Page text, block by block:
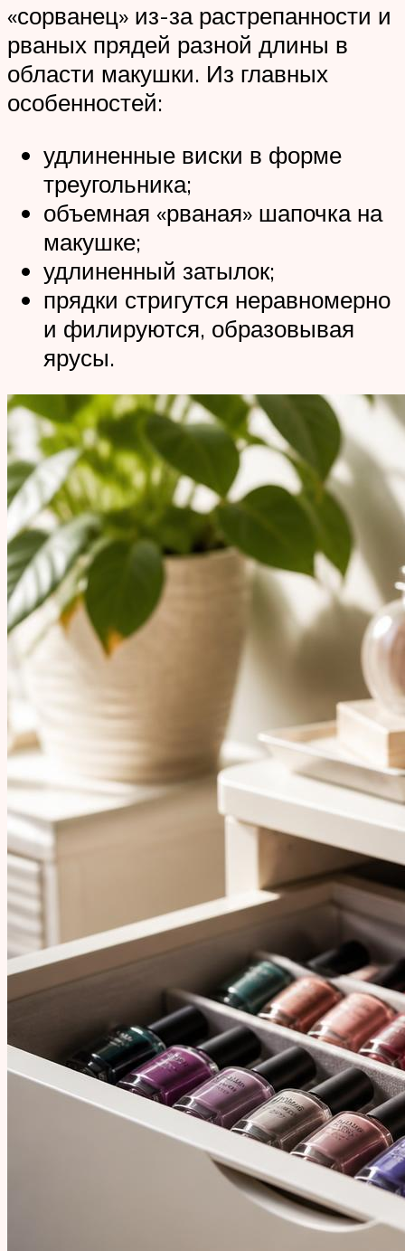
«сорванец» из-за растрепанности и
рваных прядей разной длины в
области макушки. Из главных
особенностей:
удлиненные виски в форме
треугольника;
объемная «рваная» шапочка на
макушке;
удлиненный затылок;
прядки стригутся неравномерно
и филируются, образовывая
ярусы.